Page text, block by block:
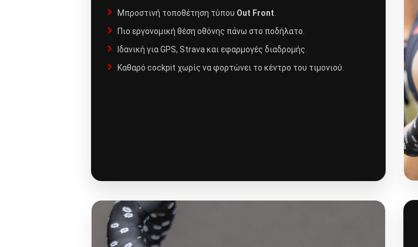
Μπροστινή τοποθέτηση τύπου Out Front
Πιο εργονομική θέση οθόνης πάνω στο ποδήλατο.
Ιδανική για GPS, Strava και εφαρμογές διαδρομής.
Καθαρό cockpit χωρίς να φορτώνει το κέντρο του τιμονιού.